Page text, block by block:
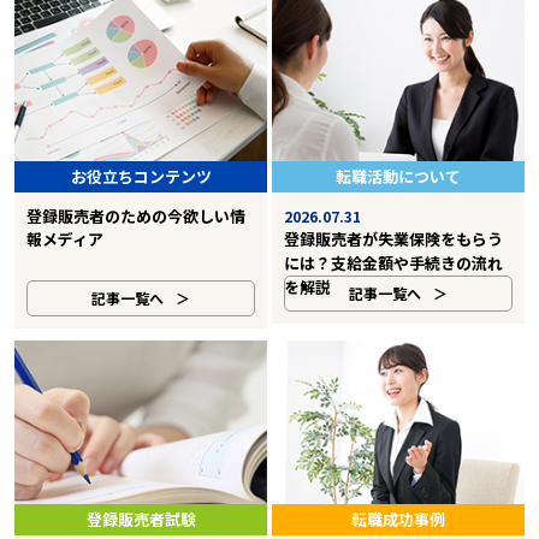
お役立ちコンテンツ
登録販売者のための今欲しい情
報メディア
記事一覧へ
転職活動について
2026.07.31
登録販売者が失業保険をもらう
には？支給金額や手続きの流れ
を解説
記事一覧へ
登録販売者試験 転職成功事例